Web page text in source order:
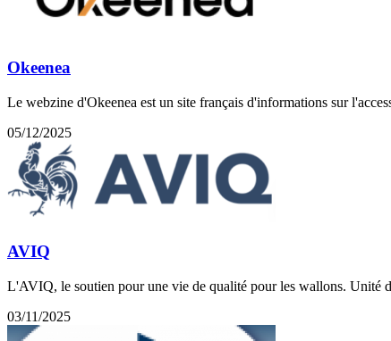
Okeenea
Le webzine d'Okeenea est un site français d'informations sur
05/12/2025
AVIQ
L'AVIQ, le soutien pour une vie de qualité pour les wallons. Unité
03/11/2025